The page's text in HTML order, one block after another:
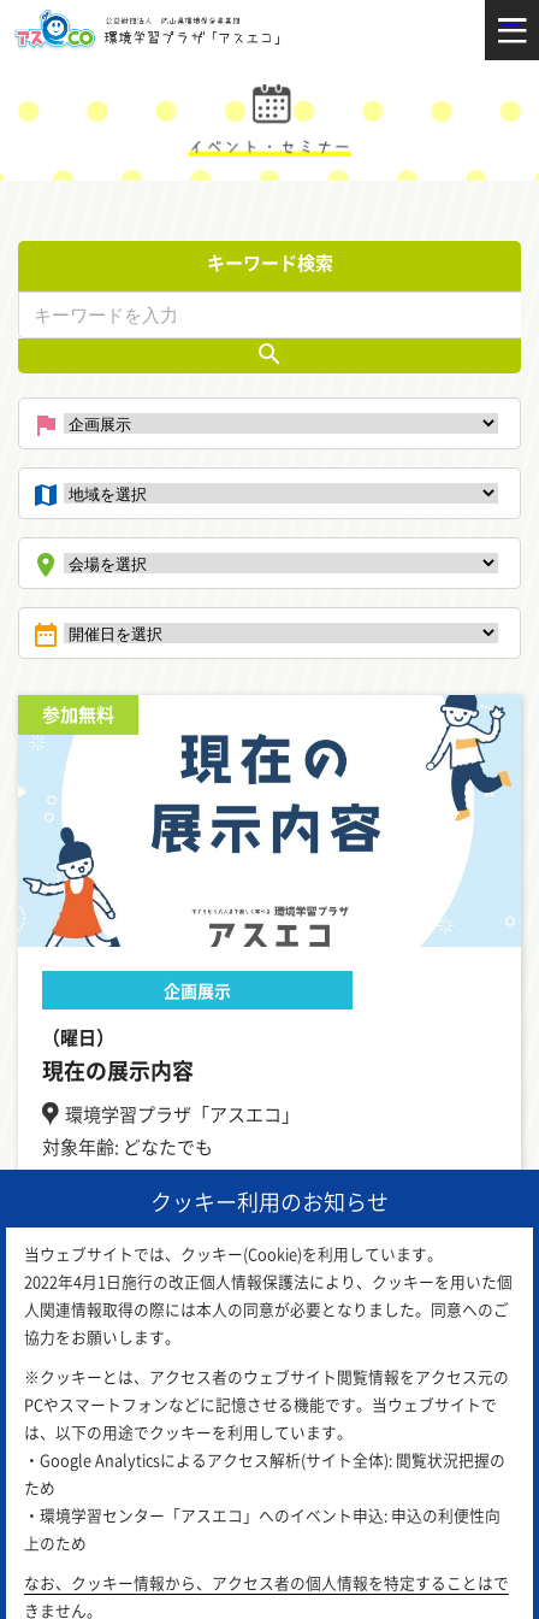
キーワード検索
search
flag
map
room
date_range
参加無料
企画展示
（曜日）
現在の展示内容
環境学習プラザ「アスエコ」
対象年齢: どなたでも
クッキー利用のお知らせ
当ウェブサイトでは、クッキー(Cookie)を利用しています。
2022年4月1日施行の改正個人情報保護法により、クッキーを用いた個
人関連情報取得の際には本人の同意が必要となりました。同意へのご
協力をお願いします。
※クッキーとは、アクセス者のウェブサイト閲覧情報をアクセス元の
PCやスマートフォンなどに記憶させる機能です。当ウェブサイトで
は、以下の用途でクッキーを利用しています。
・Google Analyticsによるアクセス解析(サイト全体): 閲覧状況把握の
ため
・環境学習センター「アスエコ」へのイベント申込: 申込の利便性向
上のため
なお、クッキー情報から、アクセス者の個人情報を特定することはで
きません。
アスエコは 公益財団法人 岡山県環境保全事業団が運営し
サイトポリシー プライバシーポリシー リンク集